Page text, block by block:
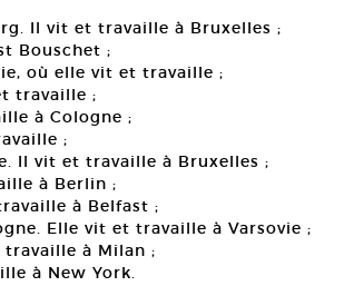
Il vit et travaille à Bruxelles ;
Bouschet ;
où elle vit et travaille ;
travaille ;
à Cologne ;
;
Il vit et travaille à Bruxelles ;
à Berlin ;
à Belfast ;
Elle vit et travaille à Varsovie ;
à Milan ;
à New York.